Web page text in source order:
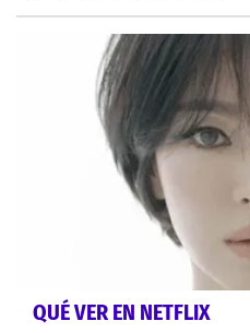
QUÉ VER EN NETFLIX